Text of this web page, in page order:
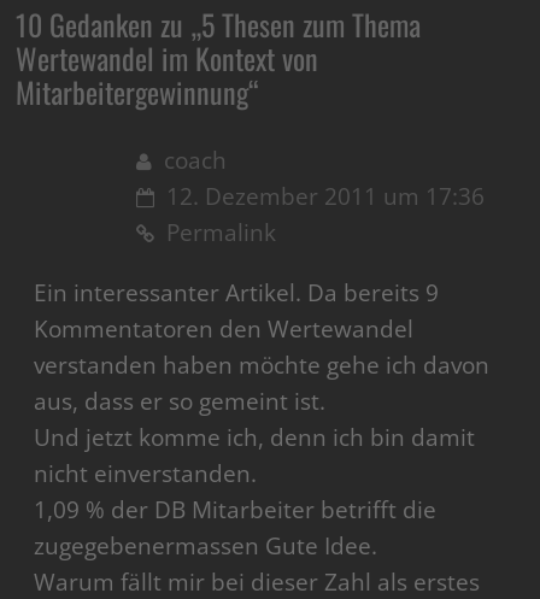
10 Gedanken zu „5 Thesen zum Thema
Wertewandel im Kontext von
Mitarbeitergewinnung“
coach
12. Dezember 2011 um 17:36
Permalink
Ein interessanter Artikel. Da bereits 9
Kommentatoren den Wertewandel
verstanden haben möchte gehe ich davon
aus, dass er so gemeint ist.
Und jetzt komme ich, denn ich bin damit
nicht einverstanden.
1,09 % der DB Mitarbeiter betrifft die
zugegebenermassen Gute Idee.
Warum fällt mir bei dieser Zahl als erstes